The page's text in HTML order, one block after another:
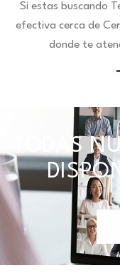
Si estas buscando
efectiva cerca de
donde te
TODAS